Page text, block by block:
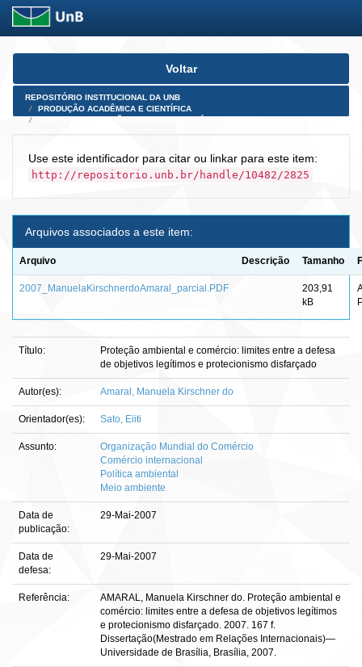
Skip
Voltar
REPOSITÓRIO INSTITUCIONAL DA UNB
PRODUÇÃO ACADÊMICA E CIENTÍFICA
Use este identificador para citar ou linkar para este item:
http://repositorio.unb.br/handle/10482/2825
Arquivos associados a este item:
Arquivo Descrição Tamanho
2007_ManuelaKirschnerdoAmaral_parcial.PDF
203,91
kB
Título:
Proteção ambiental e comércio: limites entre a defesa
de objetivos legítimos e protecionismo disfarçado
Autor(es): Amaral, Manuela Kirschner do
Orientador(es): Sato, Eiiti
Assunto:
Organização Mundial do Comércio
Comércio internacional
Política ambiental
Meio ambiente
Data de
publicação:
29-Mai-2007
Data de
defesa:
29-Mai-2007
Referência:
AMARAL, Manuela Kirschner do. Proteção ambiental e
comércio: limites entre a defesa de objetivos legítimos
e protecionismo disfarçado. 2007. 167 f.
Dissertação(Mestrado em Relações Internacionais)—
Universidade de Brasília, Brasília, 2007.